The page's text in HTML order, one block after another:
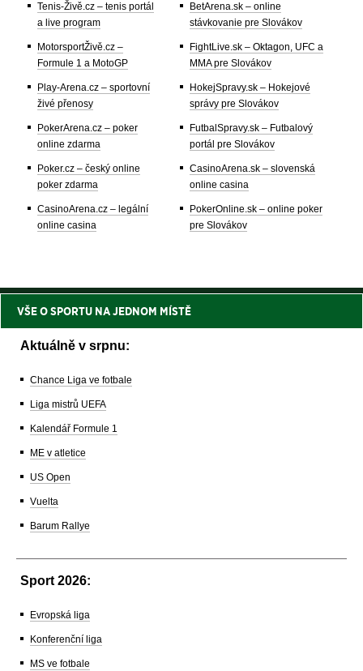
Tenis-Živě.cz – tenis portál
a live program
MotorsportŽivě.cz –
Formule 1 a MotoGP
Play-Arena.cz – sportovní
živé přenosy
PokerArena.cz – poker
online zdarma
Poker.cz – český online
poker zdarma
CasinoArena.cz – legální
online casina
BetArena.sk – online
stávkovanie pre Slovákov
FightLive.sk – Oktagon, UFC a
MMA pre Slovákov
HokejSpravy.sk – Hokejové
správy pre Slovákov
FutbalSpravy.sk – Futbalový
portál pre Slovákov
CasinoArena.sk – slovenská
online casina
PokerOnline.sk – online poker
pre Slovákov
VŠE O SPORTU NA JEDNOM MÍSTĚ
Aktuálně v srpnu:
Chance Liga ve fotbale
Liga mistrů UEFA
Kalendář Formule 1
ME v atletice
US Open
Vuelta
Barum Rallye
Sport 2026:
Evropská liga
Konferenční liga
MS ve fotbale